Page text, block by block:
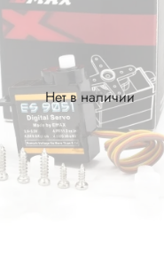
Нет в наличии